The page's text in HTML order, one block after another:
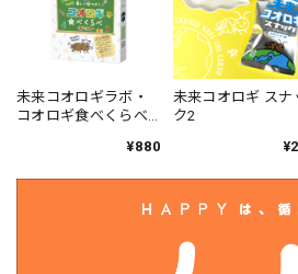
未来コオロギラボ・
コオロギ食べくらべ
¥880
未来コオロギ スナ
ク2